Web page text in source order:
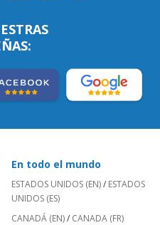
En todo el mundo
ESTADOS UNIDOS (EN)/ ESTADOS
UNIDOS (ES)
CANADÁ (EN)/ CANADA (FR)